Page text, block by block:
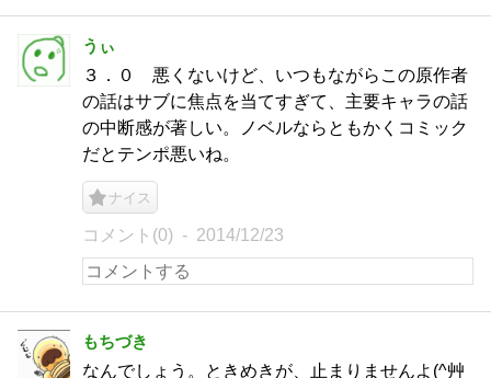
うぃ
３．０ 悪くないけど、いつもながらこの原作者
の話はサブに焦点を当てすぎて、主要キャラの話
の中断感が著しい。ノベルならともかくコミック
だとテンポ悪いね。
ナイス
コメント(0) 2014/12/23
もちづき
なんでしょう。ときめきが、止まりませんよ(^艸